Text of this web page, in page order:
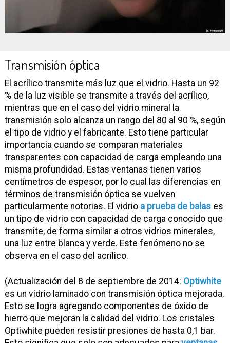
Transmisión óptica
El acrílico transmite más luz que el vidrio. Hasta un 92
% de la luz visible se transmite a través del acrílico,
mientras que en el caso del vidrio mineral la
transmisión solo alcanza un rango del 80 al 90 %, según
el tipo de vidrio y el fabricante. Esto tiene particular
importancia cuando se comparan materiales
transparentes con capacidad de carga empleando una
misma profundidad. Estas ventanas tienen varios
centímetros de espesor, por lo cual las diferencias en
términos de transmisión óptica se vuelven
particularmente notorias. El vidrio a prueba de balases
un tipo de vidrio con capacidad de carga conocido que
transmite, de forma similar a otros vidrios minerales,
una luz entre blanca y verde. Este fenómeno no se
observa en el caso del acrílico.
(Actualización del 8 de septiembre de 2014: Optiwhite
es un vidrio laminado con transmisión óptica mejorada.
Esto se logra agregando componentes de óxido de
hierro que mejoran la calidad del vidrio. Los cristales
Optiwhite pueden resistir presiones de hasta 0,1 bar.